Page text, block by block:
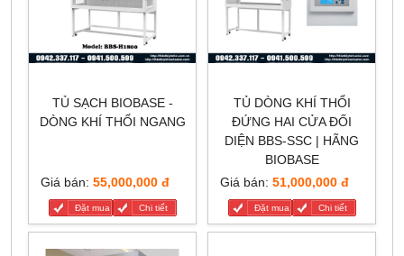
TỦ SẠCH BIOBASE -
DÒNG KHÍ THỔI NGANG
Giá bán: 55,000,000 đ
Đặt mua Chi tiết
TỦ DÒNG KHÍ THỔI
ĐỨNG HAI CỬA ĐỐI
DIỆN BBS-SSC | HÃNG
BIOBASE
Giá bán: 51,000,000 đ
Đặt mua Chi tiết